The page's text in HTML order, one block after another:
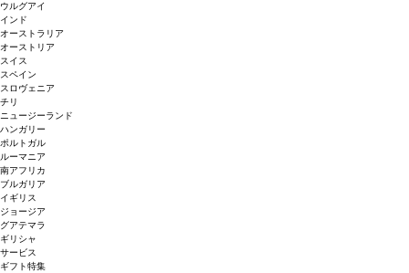
ウルグアイ
インド
オーストラリア
オーストリア
スイス
スペイン
スロヴェニア
チリ
ニュージーランド
ハンガリー
ポルトガル
ルーマニア
南アフリカ
ブルガリア
イギリス
ジョージア
グアテマラ
ギリシャ
サービス
ギフト特集